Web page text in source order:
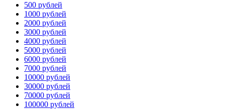
500 рублей
1000 рублей
2000 рублей
3000 рублей
4000 рублей
5000 рублей
6000 рублей
7000 рублей
10000 рублей
30000 рублей
70000 рублей
100000 рублей